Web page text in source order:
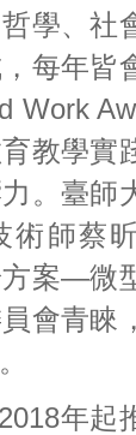
學、社
每年皆
Work
教學實
。臺師
術師蔡
方案—微
會青睞
年起